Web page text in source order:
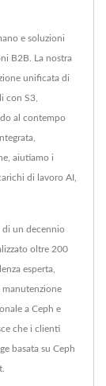
e soluzioni
B2B. La nostra
unificata di
con S3,
al contempo
aiutiamo i
di lavoro AI,
di un decennio
oltre 200
esperta,
manutenzione
a Ceph e
che i clienti
basata su Ceph